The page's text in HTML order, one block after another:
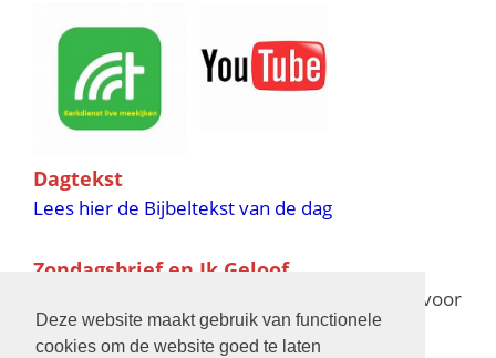
Deze website maakt gebruik van functionele
cookies om de website goed te laten
Dagtekst
Lees hier de Bijbeltekst van de dag
Zondagsbrief en Ik Geloof
voor
de verschijningsdata in 2025 en 2026